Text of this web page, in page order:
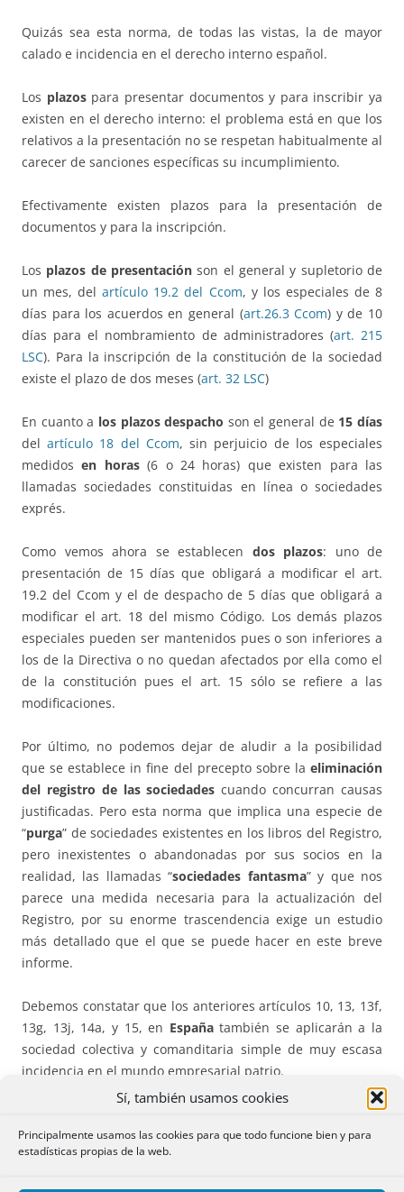
Sí, también usamos cookies
Principalmente usamos las cookies para que todo funcione bien y para
estadísticas propias de la web.
Quizás sea esta norma, de todas las vistas, la de mayor
calado e incidencia en el derecho interno español.
Los plazospara presentar documentos y para inscribir ya
existen en el derecho interno: el problema está en que los
relativos a la presentación no se respetan habitualmente al
carecer de sanciones específicas su incumplimiento.
Efectivamente existen plazos para la presentación de
documentos y para la inscripción.
Los plazos de presentación son el general y supletorio de
un mes, delartículo 19.2 del Ccom, y los especiales de 8
días para los acuerdos en general (art.26.3 Ccom) y de 10
días para el nombramiento de administradores (art. 215
LSC). Para la inscripción de la constitución de la sociedad
existe el plazo de dos meses (art. 32 LSC)
En cuanto a los plazos despacho son el general de 15 días
delartículo 18 del Ccom, sin perjuicio de los especiales
medidosen horas(6 o 24 horas) que existen para las
llamadas sociedades constituidas en línea o sociedades
exprés.
Como vemos ahora se establecen dos plazos: uno de
presentación de 15 días que obligará a modificar el art.
19.2 del Ccom y el de despacho de 5 días que obligará a
modificar el art. 18 del mismo Código. Los demás plazos
especiales pueden ser mantenidos pues o son inferiores a
los de la Directiva o no quedan afectados por ella como el
de la constitución pues el art. 15 sólo se refiere a las
modificaciones.
Por último, no podemos dejar de aludir a la posibilidad
que se establece in fine del precepto sobre la eliminación
del registro de las sociedades cuando concurran causas
justificadas. Pero esta norma que implica una especie de
“purga” de sociedades existentes en los libros del Registro,
pero inexistentes o abandonadas por sus socios en la
realidad, las llamadas “sociedades fantasma” y que nos
parece una medida necesaria para la actualización del
Registro, por su enorme trascendencia exige un estudio
más detallado que el que se puede hacer en este breve
informe.
Debemos constatar que los anteriores artículos 10, 13, 13f,
13g, 13j, 14a, y 15, en Españatambién se aplicarán a la
sociedad colectiva y comanditaria simple de muy escasa
incidencia en el mundo empresarial patrio.
DISPOSICIONES DE CARÁCTER GENERAL.